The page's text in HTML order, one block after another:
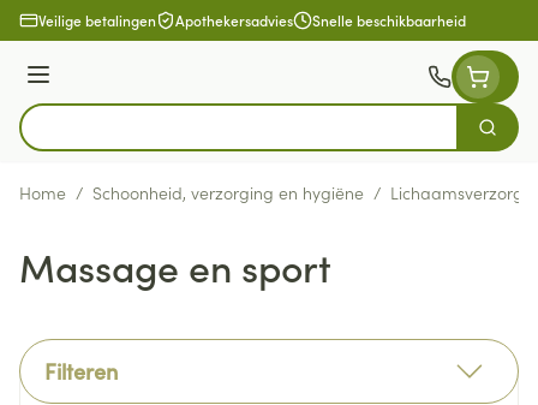
Ga naar de inhoud
Veilige betalingen Apothekersadvies Snelle beschikbaarheid
Menu
Product, merk, categorie...
Zoek
Home / Schoonheid, verzorging en hygiëne /
Massage en sport
Filteren